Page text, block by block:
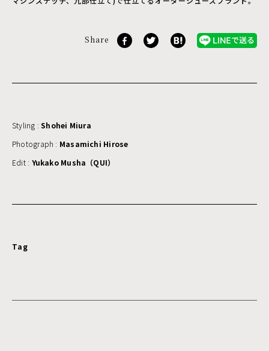
Share
Styling :Shohei Miura
Photograph : Masamichi Hirose
Edit : Yukako Musha（QUI）
Tag